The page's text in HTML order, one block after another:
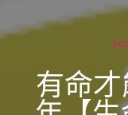
有命